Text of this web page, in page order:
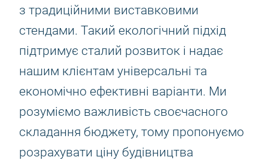
з традиційними виставковими
стендами. Такий екологічний підхід
підтримує сталий розвиток і надає
нашим клієнтам універсальні та
економічно ефективні варіанти. Ми
розуміємо важливість своєчасного
складання бюджету, тому пропонуємо
розрахувати ціну будівництва